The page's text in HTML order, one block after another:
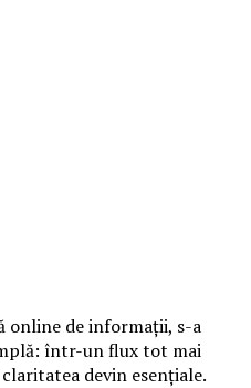
online de informații, s-a
într-un flux tot mai
devin esențiale.